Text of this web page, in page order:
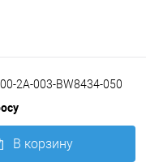
2A-003-BW8434-050
В корзину